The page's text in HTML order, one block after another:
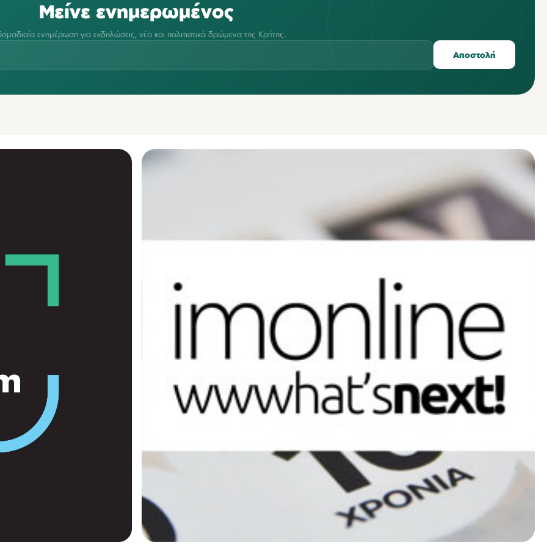
Μείνε ενημερωμένος
ενημέρωση για εκδηλώσεις, νέα και πολιτιστικά δρώμενα της Κρήτης.
Αποστολή